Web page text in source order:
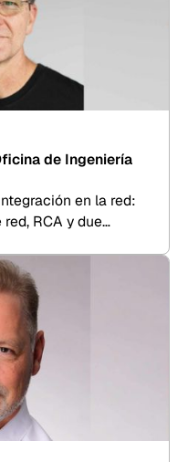
de Ingeniería
en la red:
RCA y due